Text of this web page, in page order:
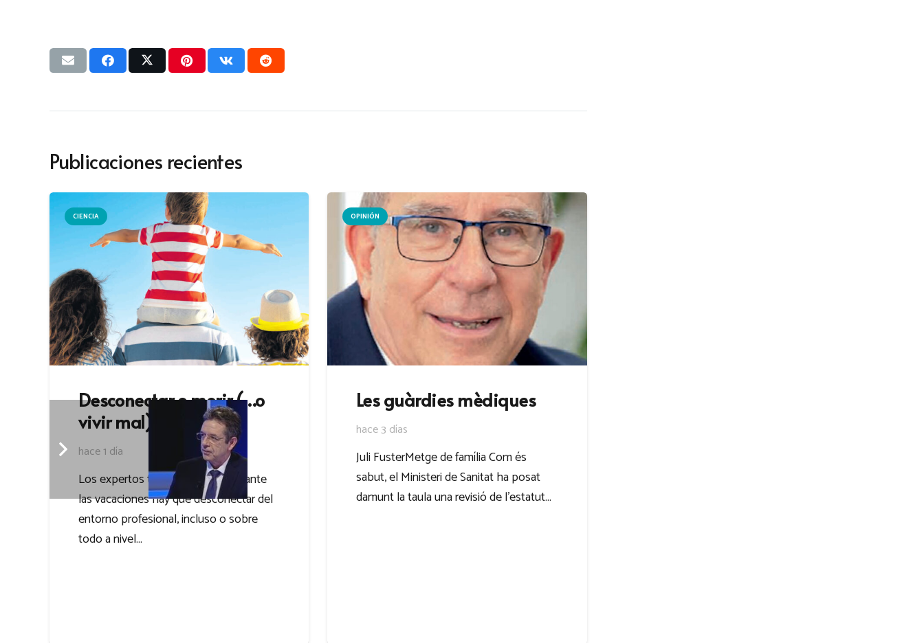
Publicaciones recientes
CIENCIA
Desconectar o morir (…o
vivir mal)
hace 1 día
Los expertos tienen claro que durante
las vacaciones hay que desconectar del
entorno profesional, incluso o sobre
todo a nivel…
OPINIÓN
Les guàrdies mèdiques
hace 3 días
Juli FusterMetge de família Com és
sabut, el Ministeri de Sanitat ha posat
damunt la taula una revisió de l’estatut…